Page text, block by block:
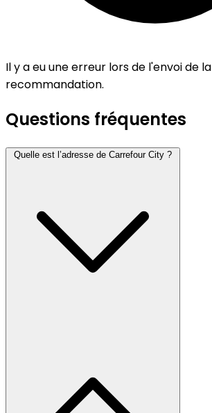
Il y a eu une erreur lors de l'envoi de la
recommandation.
Questions fréquentes
Quelle est l’adresse de Carrefour City ?